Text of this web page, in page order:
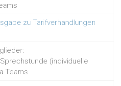
zu Tarifverhandlungen
(individuelle
Teams